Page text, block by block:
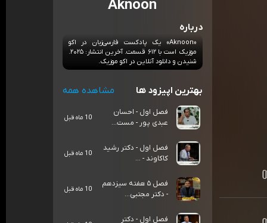
Aknoon
درباره
«Aknoon» یک پادکست فارسی‌زبان در اکو
موزیک است با ۶۱۲ قسمت. آخرین انتشار: ۲۰۲۵.
شنیدن و دانلود آنلاین در اکو موزیک.
بهترین اپیزود ها مشاهده همه
فصل اول - احسان
عبدی پور - مست...
10 ماه قبل
فصل اول - دکتر رشید
کاکاوند - ...
10 ماه قبل
فصل ۵ هفته سیزدهم
- دکتر مجتبی...
10 ماه قبل
فصل اول - دکتر